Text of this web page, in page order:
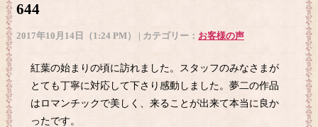
644
2017年10月14日（1:24 PM） | カテゴリー： お客様の声
紅葉の始まりの頃に訪れました。スタッフのみなさまが
とても丁寧に対応して下さり感動しました。夢二の作品
はロマンチックで美しく、来ることが出来て本当に良か
ったです。